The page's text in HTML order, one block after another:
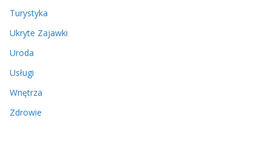
Turystyka
Ukryte Zajawki
Uroda
Usługi
Wnętrza
Zdrowie